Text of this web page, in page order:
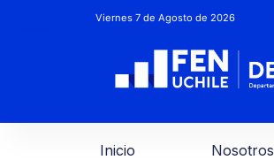
Viernes 7 de Agosto de 2026
Inicio Nosotros